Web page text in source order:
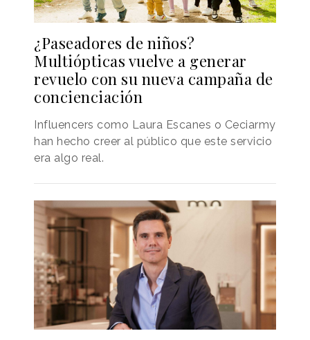
¿Paseadores de niños?
Multiópticas vuelve a generar
revuelo con su nueva campaña de
concienciación
Influencers como Laura Escanes o Ceciarmy
han hecho creer al público que este servicio
era algo real.